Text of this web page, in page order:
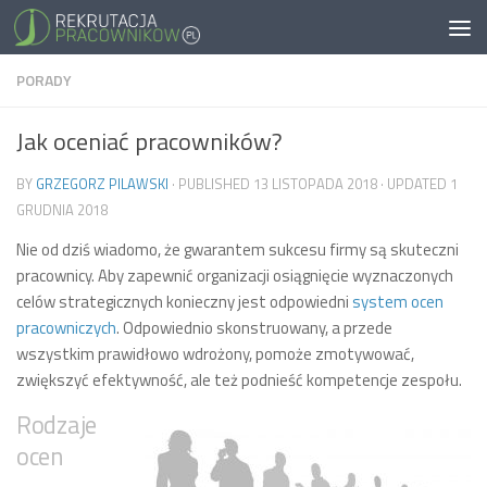
PORADY
Jak oceniać pracowników?
BY GRZEGORZ PILAWSKI · PUBLISHED 13 LISTOPADA 2018 · UPDATED 1
GRUDNIA 2018
Nie od dziś wiadomo, że gwarantem sukcesu firmy są skuteczni
pracownicy. Aby zapewnić organizacji osiągnięcie wyznaczonych
celów strategicznych konieczny jest odpowiedni system ocen
pracowniczych. Odpowiednio skonstruowany, a przede
wszystkim prawidłowo wdrożony, pomoże zmotywować,
zwiększyć efektywność, ale też podnieść kompetencje zespołu.
Rodzaje
ocen